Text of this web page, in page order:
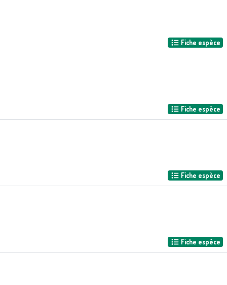
Fiche espèce
Fiche espèce
Fiche espèce
Fiche espèce